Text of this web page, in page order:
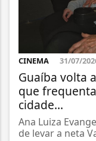
CINEMA 31/07/
Guaíba volta
que
cidade...
Ana Luiza
de levar a neta